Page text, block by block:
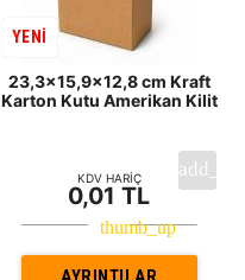
23,3x15,9x12,8 cm Kraft
Karton Kutu Amerikan Kilit
YENİ
KDV HARİÇ
0,01 TL